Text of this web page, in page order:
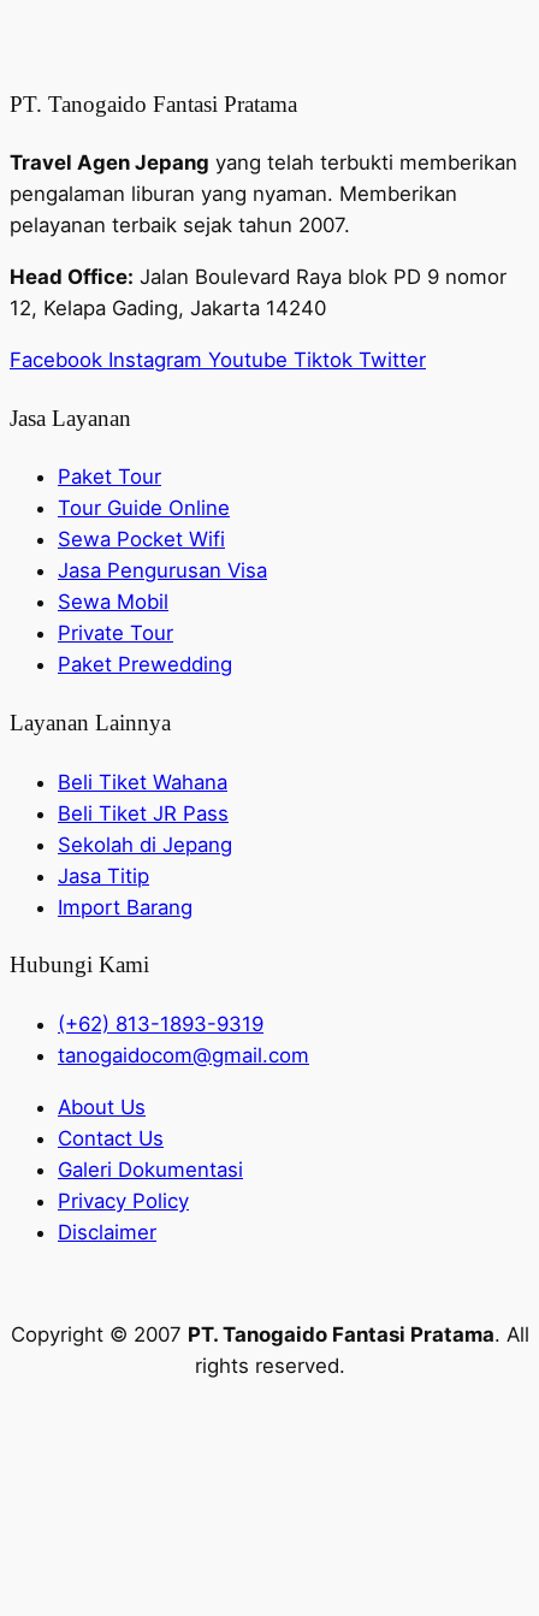
PT. Tanogaido Fantasi Pratama
Travel Agen Jepang yang telah terbukti memberikan
pengalaman liburan yang nyaman. Memberikan
pelayanan terbaik sejak tahun 2007.
Head Office: Jalan Boulevard Raya blok PD 9 nomor
12, Kelapa Gading, Jakarta 14240
Facebook Instagram Youtube Tiktok Twitter
Jasa Layanan
Paket Tour
Tour Guide Online
Sewa Pocket Wifi
Jasa Pengurusan Visa
Sewa Mobil
Private Tour
Paket Prewedding
Layanan Lainnya
Beli Tiket Wahana
Beli Tiket JR Pass
Sekolah di Jepang
Jasa Titip
Import Barang
Hubungi Kami
(+62) 813-1893-9319
tanogaidocom@gmail.com
About Us
Contact Us
Galeri Dokumentasi
Privacy Policy
Disclaimer
Copyright © 2007 PT. Tanogaido Fantasi Pratama. All
rights reserved.